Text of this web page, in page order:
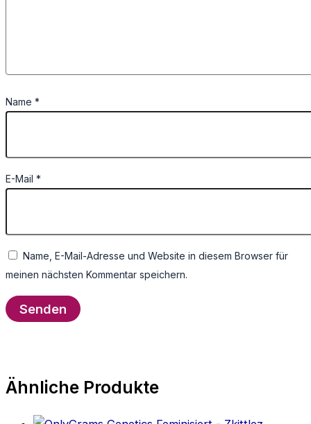
Name *
E-Mail *
Name, E-Mail-Adresse und Website in diesem Browser für
meinen nächsten Kommentar speichern.
Ähnliche Produkte